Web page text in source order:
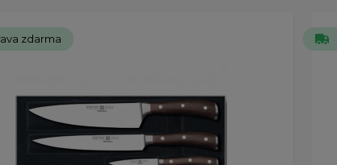
zdarma